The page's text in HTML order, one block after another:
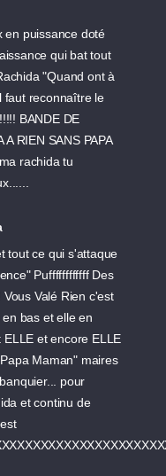
en puissance doté
qui bat tout
"Quand ont à
faut reconnaître le
BANDE DE
RIEN SANS PAPA
rachida tu
tout ce qui s'attaque
Puffffffffffff Des
Valé Rien c'est
bas et elle en
et encore ELLE
Maman" maires
pour
et continu de